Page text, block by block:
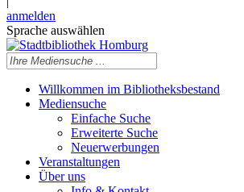
anmelden
Sprache auswählen
Willkommen im Bibliotheksbestand
Mediensuche
Einfache Suche
Erweiterte Suche
Neuerwerbungen
Veranstaltungen
Über uns